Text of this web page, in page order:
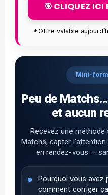
🎯 CLIQUEZ ICI
*Offre valable
Mini-
Peu de
et aucun
Recevez une
Matchs, capter
en rendez-vous —
Pourquoi vous avez
comment corriger